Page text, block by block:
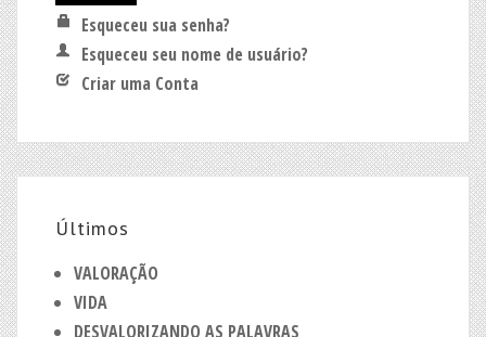
Esqueceu sua senha?
Esqueceu seu nome de usuário?
Criar uma Conta
Últimos
VALORAÇÃO
VIDA
DESVALORIZANDO AS PALAVRAS